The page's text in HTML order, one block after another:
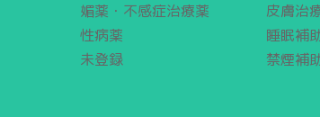
媚薬・不感症治療薬
性病薬
未登録
皮膚治
睡眠補
禁煙補